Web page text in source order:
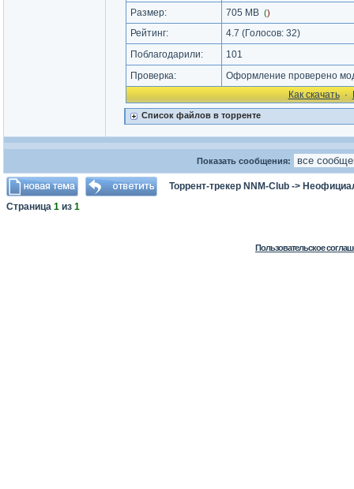
Размер:
705 MB ()
Рейтинг: 4.7 (Голосов: 32)
Поблагодарили:
101
Проверка:
Оформление проверено
Как cкачать·
Список файлов в торренте
Показать сообщения:
Торрент-трекер NNM-Club ->
Страница 1 из 1
Пользовательское